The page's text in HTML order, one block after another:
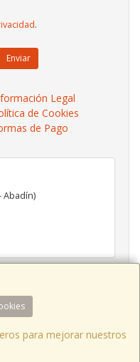
para mejorar nuestros
.
Enviar
Legal
de Cookies
de Pago
Abadín)
16:00 a 20:00.
a 19:00